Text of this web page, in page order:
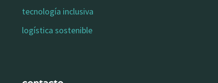
tecnología inclusiva
logística sostenible